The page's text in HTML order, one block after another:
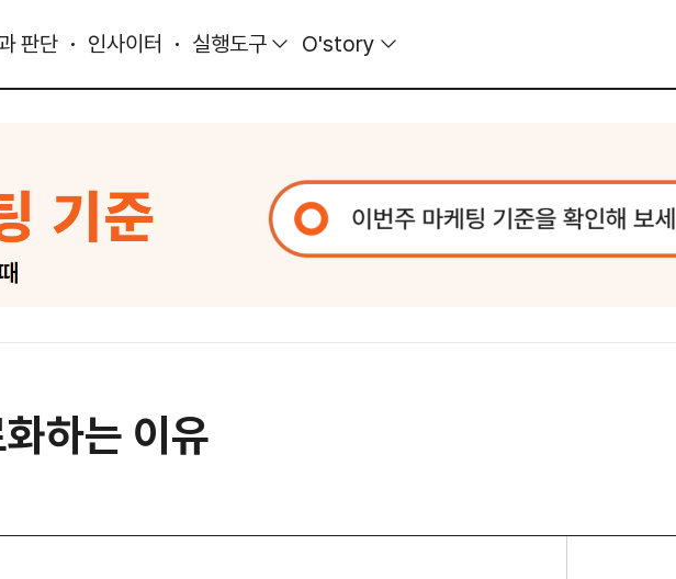
판단 인사이터 실행도구 O'story
하는 이유